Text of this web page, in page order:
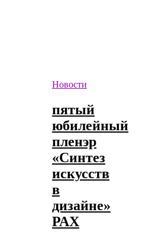
Новости
пятый
юбилейный
пленэр
«Синтез
искусств
в
дизайне»
РАХ